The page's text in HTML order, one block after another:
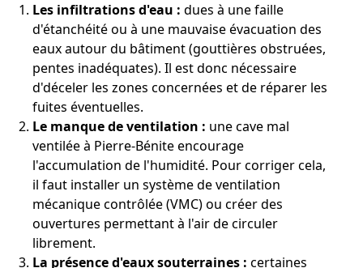
Les infiltrations d'eau : dues à une faille
d'étanchéité ou à une mauvaise évacuation des
eaux autour du bâtiment (gouttières obstruées,
pentes inadéquates). Il est donc nécessaire
d'déceler les zones concernées et de réparer les
fuites éventuelles.
Le manque de ventilation : une cave mal
ventilée à Pierre-Bénite encourage
l'accumulation de l'humidité. Pour corriger cela,
il faut installer un système de ventilation
mécanique contrôlée (VMC) ou créer des
ouvertures permettant à l'air de circuler
librement.
La présence d'eaux souterraines : certaines